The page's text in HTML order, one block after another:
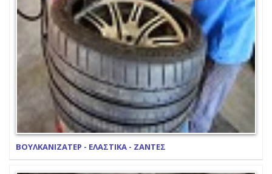
ΒΟΥΛΚΑΝΙΖΑΤΕΡ - ΕΛΑΣΤΙΚΑ - ΖΑΝΤΕΣ